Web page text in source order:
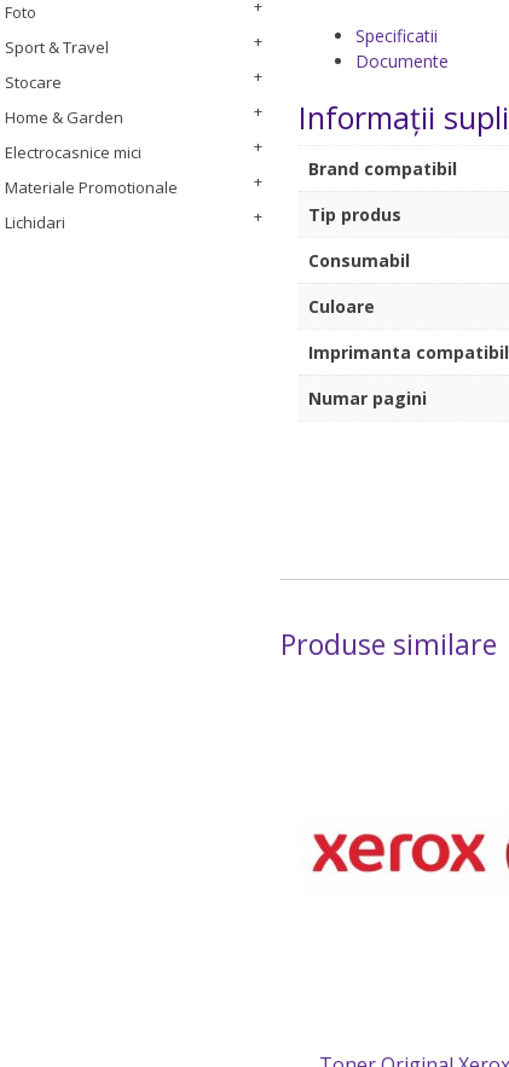
Foto
Sport & Travel
Stocare
Home & Garden
Electrocasnice mici
Materiale Promotionale
Lichidari
Specificatii
Documente
Informații
Brand compatibil
Tip produs
Consumabil
Culoare
Imprimanta
Numar pagini
Produse similare